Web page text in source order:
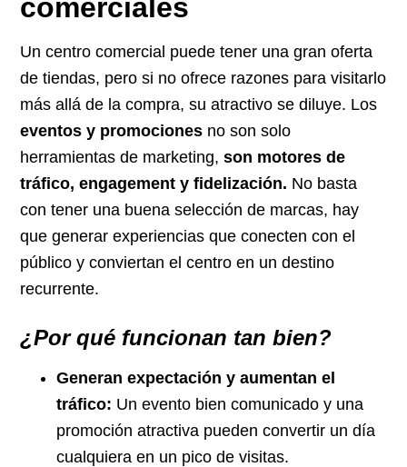
comerciales
Un centro comercial puede tener una gran oferta
de tiendas, pero si no ofrece razones para visitarlo
más allá de la compra, su atractivo se diluye. Los
eventos y promociones no son solo
herramientas de marketing,son motores de
tráfico, engagement y fidelización. No basta
con tener una buena selección de marcas, hay
que generar experiencias que conecten con el
público y conviertan el centro en un destino
recurrente.
¿Por qué funcionan tan bien?
Generan expectación y aumentan el
tráfico: Un evento bien comunicado y una
promoción atractiva pueden convertir un día
cualquiera en un pico de visitas.